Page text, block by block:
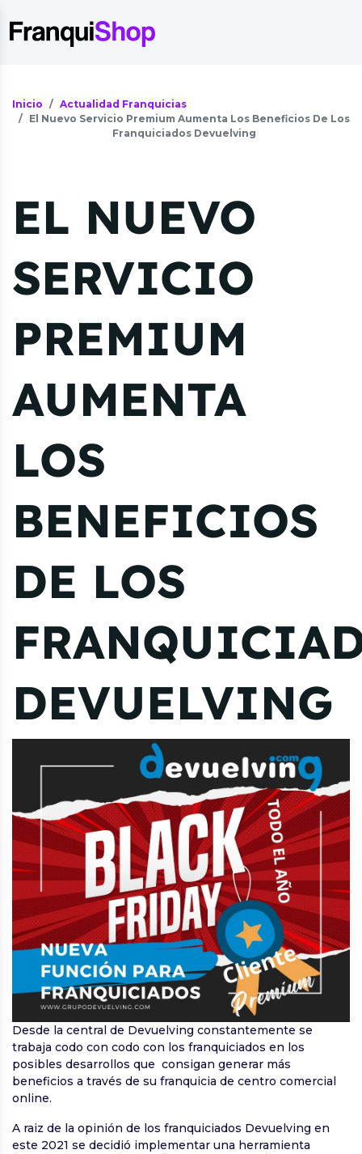
Inicio
Actualidad Franquicias
El Nuevo Servicio Premium Aumenta Los Beneficios De Los
Franquiciados Devuelving
EL NUEVO
SERVICIO
PREMIUM
AUMENTA
LOS
BENEFICIOS
DE LOS
DEVUELVING
Desde la central de Devuelving constantemente se
trabaja codo con codo con los franquiciados en los
posibles desarrollos que consigan generar más
beneficios a través de su franquicia de centro comercial
online.
A raiz de la opinión de los franquiciados Devuelving en
este 2021 se decidió implementar una herramienta